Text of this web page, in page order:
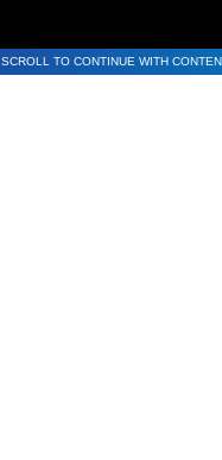
SCROLL TO CONTINUE WITH